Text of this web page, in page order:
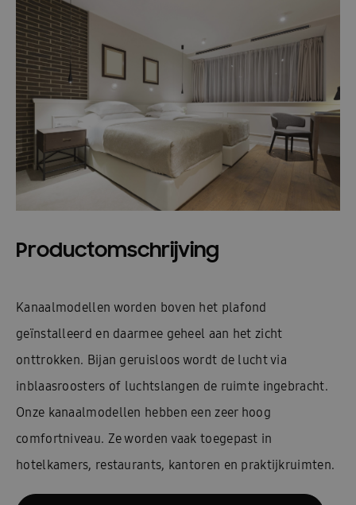
Productomschrijving
Kanaalmodellen worden boven het plafond
geïnstalleerd en daarmee geheel aan het zicht
onttrokken. Bijan geruisloos wordt de lucht via
inblaasroosters of luchtslangen de ruimte ingebracht.
Onze kanaalmodellen hebben een zeer hoog
comfortniveau. Ze worden vaak toegepast in
hotelkamers, restaurants, kantoren en praktijkruimten.